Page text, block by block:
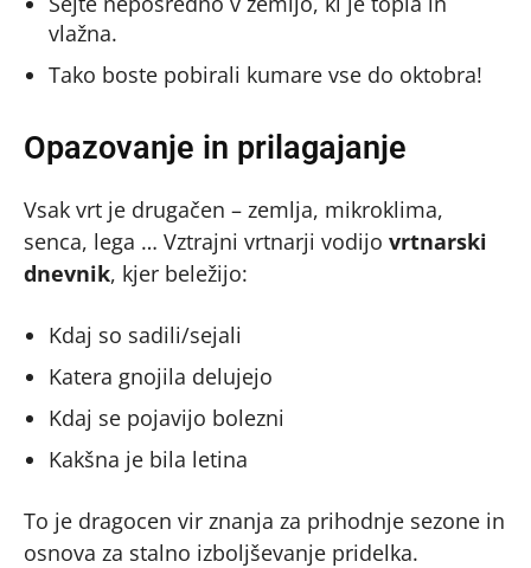
vlažna.
Tako boste pobirali kumare vse do oktobra!
Opazovanje in prilagajanje
Vsak vrt je drugačen – zemlja, mikroklima,
senca, lega … Vztrajni vrtnarji vodijo vrtnarski
dnevnik, kjer beležijo:
Kdaj so sadili/sejali
Katera gnojila delujejo
Kdaj se pojavijo bolezni
Kakšna je bila letina
To je dragocen vir znanja za prihodnje sezone in
osnova za stalno izboljševanje pridelka.